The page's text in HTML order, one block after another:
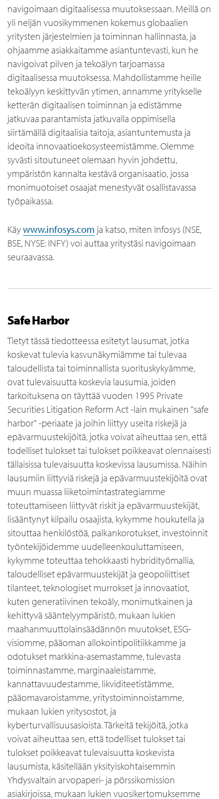
navigoimaan digitaalisessa muutoksessaan. Meillä on
yli neljän vuosikymmenen kokemus globaalien
yritysten järjestelmien ja toiminnan hallinnasta, ja
ohjaamme asiakkaitamme asiantuntevasti, kun he
navigoivat pilven ja tekoälyn tarjoamassa
digitaalisessa muutoksessa. Mahdollistamme heille
tekoälyyn keskittyvän ytimen, annamme yritykselle
ketterän digitaalisen toiminnan ja edistämme
jatkuvaa parantamista jatkuvalla oppimisella
siirtämällä digitaalisia taitoja, asiantuntemusta ja
ideoita innovaatioekosysteemistämme. Olemme
syvästi sitoutuneet olemaan hyvin johdettu,
ympäristön kannalta kestävä organisaatio, jossa
monimuotoiset osaajat menestyvät osallistavassa
työpaikassa.
Käywww.infosys.com ja katso, miten Infosys (NSE,
BSE, NYSE: INFY) voi auttaa yritystäsi navigoimaan
seuraavassa.
Safe Harbor
Tietyt tässä tiedotteessa esitetyt lausumat, jotka
koskevat tulevia kasvunäkymiämme tai tulevaa
taloudellista tai toiminnallista suorituskykyämme,
ovat tulevaisuutta koskevia lausumia, joiden
tarkoituksena on täyttää vuoden 1995 Private
Securities Litigation Reform Act -lain mukainen "safe
harbor" -periaate ja joihin liittyy useita riskejä ja
epävarmuustekijöitä, jotka voivat aiheuttaa sen, että
todelliset tulokset tai tulokset poikkeavat olennaisesti
tällaisissa tulevaisuutta koskevissa lausumissa. Näihin
lausumiin liittyviä riskejä ja epävarmuustekijöitä ovat
muun muassa liiketoimintastrategiamme
toteuttamiseen liittyvät riskit ja epävarmuustekijät,
lisääntynyt kilpailu osaajista, kykymme houkutella ja
sitouttaa henkilöstöä, palkankorotukset, investoinnit
työntekijöidemme uudelleenkouluttamiseen,
kykymme toteuttaa tehokkaasti hybridityömallia,
taloudelliset epävarmuustekijät ja geopoliittiset
tilanteet, teknologiset murrokset ja innovaatiot,
kuten generatiivinen tekoäly, monimutkainen ja
kehittyvä sääntelyympäristö, mukaan lukien
maahanmuuttolainsäädännön muutokset, ESG-
visiomme, pääoman allokointipolitiikkamme ja
odotukset markkina-asemastamme, tulevasta
toiminnastamme, marginaaleistamme,
kannattavuudestamme, likviditeetistämme,
pääomavaroistamme, yritystoiminnoistamme,
mukaan lukien yritysostot, ja
kyberturvallisuusasioista. Tärkeitä tekijöitä, jotka
voivat aiheuttaa sen, että todelliset tulokset tai
tulokset poikkeavat tulevaisuutta koskevista
lausumista, käsitellään yksityiskohtaisemmin
Yhdysvaltain arvopaperi- ja pörssikomission
asiakirjoissa, mukaan lukien vuosikertomuksemme